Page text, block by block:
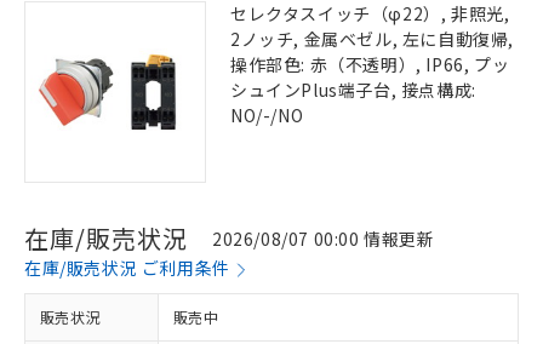
セレクタスイッチ（φ22）, 非照光,
2ノッチ, 金属ベゼル, 左に自動復帰,
操作部色: 赤（不透明）, IP66, プッ
シュインPlus端子台, 接点構成:
NO/-/NO
在庫/販売状況
2026/08/07 00:00 情報更新
在庫/販売状況 ご利用条件
販売状況 販売中